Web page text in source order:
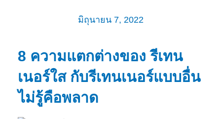
มิถุนายน 7, 2022
8 ความแตกต่างของ รีเทน
เนอร์ใส กับรีเทนเนอร์แบบอื่น
ไม่รู้คือพลาด